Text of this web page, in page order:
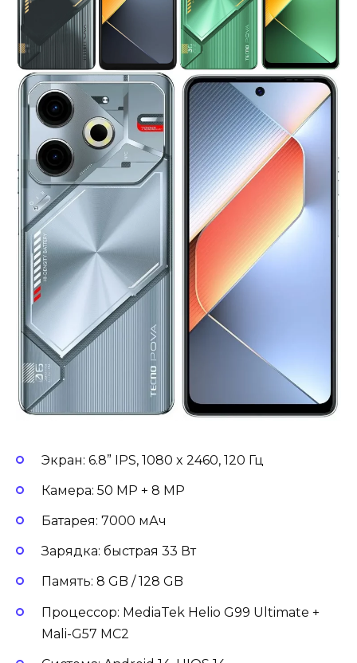
Экран: 6.8” IPS, 1080 x 2460, 120 Гц
Камера: 50 MP + 8 MP
Батарея: 7000 мАч
Зарядка: быстрая 33 Вт
Память: 8 GB / 128 GB
Процессор: MediaTek Helio G99 Ultimate +
Mali-G57 MC2